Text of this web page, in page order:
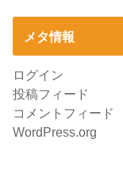
メタ情報
ログイン
投稿フィード
コメントフィード
WordPress.org